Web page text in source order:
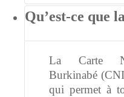
Qu’est-ce que
La Carte
Burkinabé
qui permet à